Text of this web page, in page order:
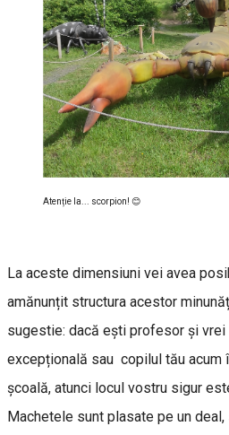
Atenție la... scorpion! 😊
La aceste dimensiuni vei avea
amănunțit structura acestor
sugestie: dacă ești profesor și
excepțională sau copilul tău acum
școală, atunci locul vostru sigur
Machetele sunt plasate pe un